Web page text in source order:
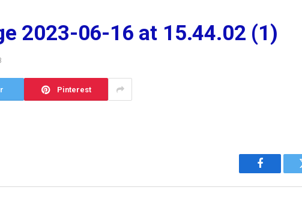
2023-06-16 at 15.44.02 (1)
Pinterest
Facebook